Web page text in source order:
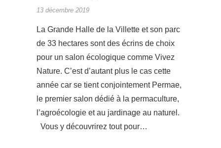
13 décembre 2019
La Grande Halle de la Villette et son parc
de 33 hectares sont des écrins de choix
pour un salon écologique comme Vivez
Nature. C’est d’autant plus le cas cette
année car se tient conjointement Permae,
le premier salon dédié à la permaculture,
l’agroécologie et au jardinage au naturel.
Vous y découvrirez tout pour…